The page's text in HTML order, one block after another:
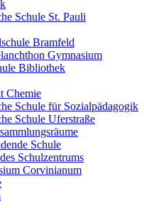
Schule St. Pauli
Bramfeld
Gymnasium
Bibliothek
Chemie
Schule für Sozialpädagogik
Schule Uferstraße
Schule
Schulzentrums
Corvinianum